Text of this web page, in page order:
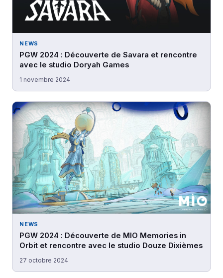
NEWS
PGW 2024 : Découverte de Savara et rencontre
avec le studio Doryah Games
1 novembre 2024
NEWS
PGW 2024 : Découverte de MIO Memories in
Orbit et rencontre avec le studio Douze Dixièmes
27 octobre 2024